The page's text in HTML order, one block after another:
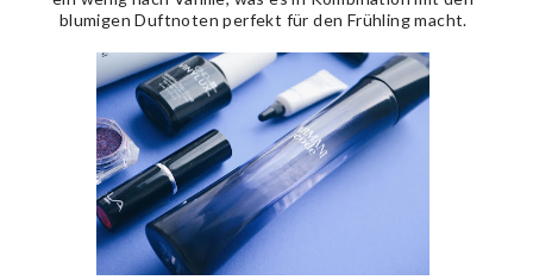
blumigen Duftnoten perfekt für den Frühling macht.